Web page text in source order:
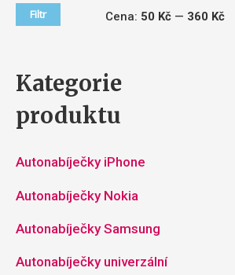
Filtr Cena: 50 Kč — 360 Kč
Kategorie
produktu
Autonabíječky iPhone
Autonabíječky Nokia
Autonabíječky Samsung
Autonabíječky univerzální